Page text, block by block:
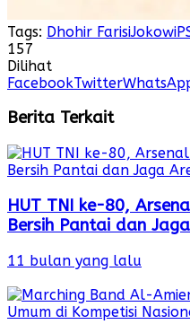
Tags: Dhohir FarisiJokowi
157
Dilihat
FacebookTwitter
Berita Terkait
HUT TNI ke-80,
Bersih Pantai dan
11 bulan yang lalu